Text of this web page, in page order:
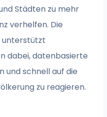
Städten zu mehr
verhelfen. Die
unterstützt
dabei, datenbasierte
und schnell auf die
zu reagieren.